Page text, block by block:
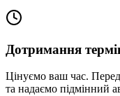
Дотримання
Цінуємо ваш час.
та надаємо підмінний